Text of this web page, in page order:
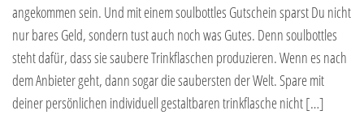
angekommen sein. Und mit einem soulbottles Gutschein sparst Du nicht
nur bares Geld, sondern tust auch noch was Gutes. Denn soulbottles
steht dafür, dass sie saubere Trinkflaschen produzieren. Wenn es nach
dem Anbieter geht, dann sogar die saubersten der Welt. Spare mit
deiner persönlichen individuell gestaltbaren trinkflasche nicht […]